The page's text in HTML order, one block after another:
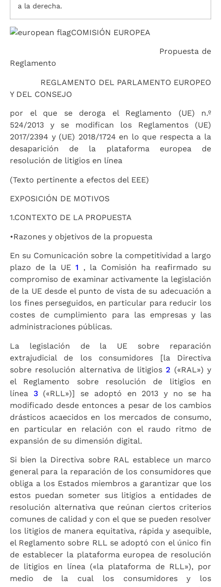
a la derecha.
COMISIÓN EUROPEA
Propuesta de
Reglamento
REGLAMENTO DEL PARLAMENTO EUROPEO
Y DEL CONSEJO
por el que se deroga el Reglamento (UE) n.º
524/2013 y se modifican los Reglamentos (UE)
2017/2394 y (UE) 2018/1724 en lo que respecta a la
desaparición de la plataforma europea de
resolución de litigios en línea
(Texto pertinente a efectos del EEE)
EXPOSICIÓN DE MOTIVOS
1.CONTEXTO DE LA PROPUESTA
•Razones y objetivos de la propuesta
En su Comunicación sobre la competitividad a largo
plazo de la UE 1
, la Comisión ha reafirmado su
compromiso de examinar activamente la legislación
de la UE desde el punto de vista de su adecuación a
los fines perseguidos, en particular para reducir los
costes de cumplimiento para las empresas y las
administraciones públicas.
La legislación de la UE sobre reparación
extrajudicial de los consumidores [la Directiva
sobre resolución alternativa de litigios 2 («RAL») y
el Reglamento sobre resolución de litigios en
línea
3 («RLL»)] se adoptó en 2013 y no se ha
modificado desde entonces a pesar de los cambios
drásticos acaecidos en los mercados de consumo,
en particular en relación con el raudo ritmo de
expansión de su dimensión digital.
Si bien la Directiva sobre RAL establece un marco
general para la reparación de los consumidores que
obliga a los Estados miembros a garantizar que los
estos puedan someter sus litigios a entidades de
resolución alternativa que reúnan ciertos criterios
comunes de calidad y con el que se pueden resolver
los litigios de manera equitativa, rápida y asequible,
el Reglamento sobre RLL se adoptó con el único fin
de establecer la plataforma europea de resolución
de litigios en línea («la plataforma de RLL»), por
medio de la cual los consumidores y los